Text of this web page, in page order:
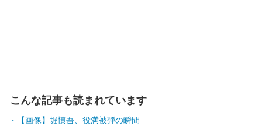
こんな記事も読まれています
【画像】堀慎吾、役満被弾の瞬間